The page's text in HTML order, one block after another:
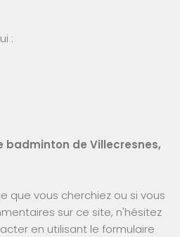
:
badminton de Villecresnes,
que vous cherchiez ou si vous
sur ce site, n'hésitez
en utilisant le formulaire